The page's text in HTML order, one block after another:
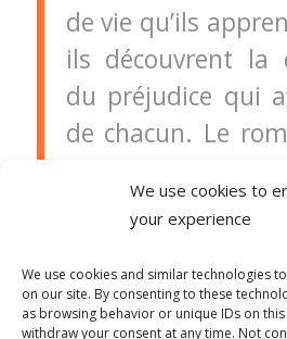
We use cookies to
your experience
We use cookies and similar technologies
on our site. By consenting to these
as browsing behavior or unique IDs on
withdraw your consent at any time. Not
de vie qu’ils
ils découvrent la
du préjudice qui
de chacun. Le
hommes et les
Dans le titre,
est un symbole